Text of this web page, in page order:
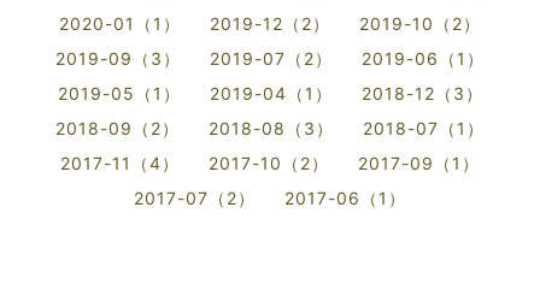
2020-01（1）
2019-12（2）
2019-10（2）
2019-09（3）
2019-07（2）
2019-06（1）
2019-05（1）
2019-04（1）
2018-12（3）
2018-09（2）
2018-08（3）
2018-07（1）
2017-11（4）
2017-10（2）
2017-09（1）
2017-07（2）
2017-06（1）